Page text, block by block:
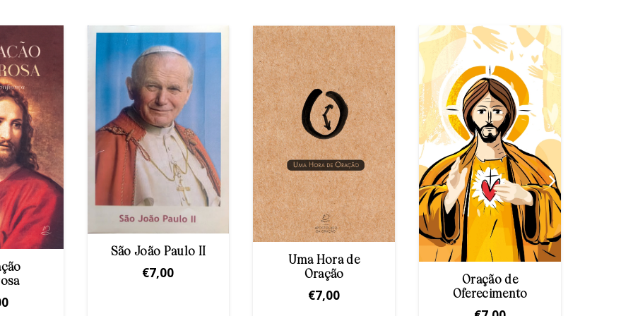
São João Paulo II
€7,00
Uma Hora de
Oração
€7,00
Oração de
Oferecimento